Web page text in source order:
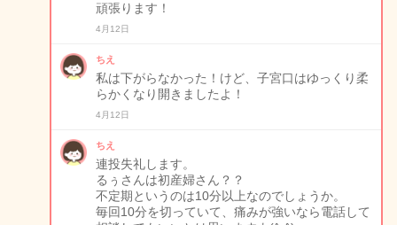
頑張ります！
4月12日
ちえ
私は下がらなかった！けど、子宮口はゆっくり柔
らかくなり開きましたよ！
4月12日
ちえ
連投失礼します。
るぅさんは初産婦さん？？
不定期というのは10分以上なのでしょうか。
毎回10分を切っていて、痛みが強いなら電話して